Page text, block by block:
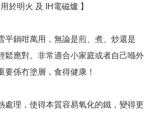
於明火 及 IH電磁爐 】
平鍋咁萬用，無論是煎、煮、炒還是
鬆應對。非常適合小家庭或者自己喺外
要係冇塗層，食得健康！
處理，使得本質容易氧化的鐵，變得更